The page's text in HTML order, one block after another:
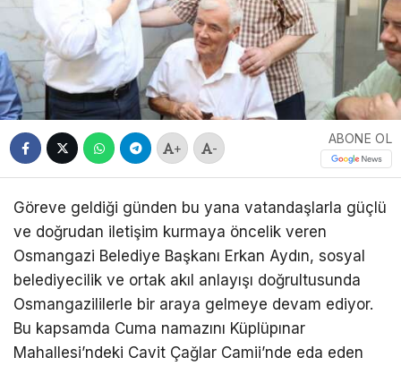
+ -
ABONE OL
Göreve geldiği günden bu yana vatandaşlarla güçlü
ve doğrudan iletişim kurmaya öncelik veren
Osmangazi Belediye Başkanı Erkan Aydın, sosyal
belediyecilik ve ortak akıl anlayışı doğrultusunda
Osmangazililerle bir araya gelmeye devam ediyor.
Bu kapsamda Cuma namazını Küplüpınar
Mahallesi’ndeki Cavit Çağlar Camii’nde eda eden